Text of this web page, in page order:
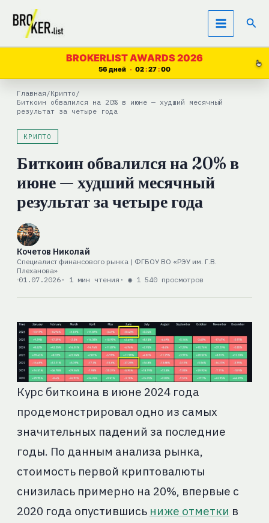
Перейти
содержимому
BROKERLIST AWARDS 2026
56 дней 02 27 00
Главная /Крипто /
Биткоин обвалился на 20% в июне — худший месячный
результат за четыре года
КРИПТО
Биткоин обвалился на 20% в
июне — худший месячный
результат за четыре года
Кочетов Николай
Специалист финансового рынка | ФГБОУ ВО «РЭУ им. Г.В.
Плеханова»
01.07.2026· 1 мин чтения · ◉ 1 540 просмотров
Курс биткоина в июне 2024 года
продемонстрировал одно из самых
значительных падений за последние
годы. По данным анализа рынка,
стоимость первой криптовалюты
снизилась примерно на 20%, впервые с
2020 года опустившись ниже отметки в